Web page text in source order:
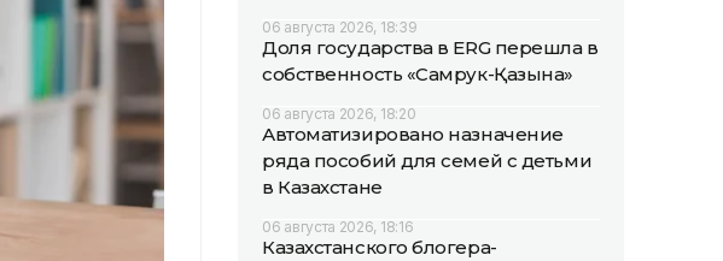
06 августа 2026, 18:39
Доля государства в ERG перешла в
собственность «Самрук-Қазына»
06 августа 2026, 18:20
Автоматизировано назначение
ряда пособий для семей с детьми
в Казахстане
06 августа 2026, 18:16
Казахстанского блогера-